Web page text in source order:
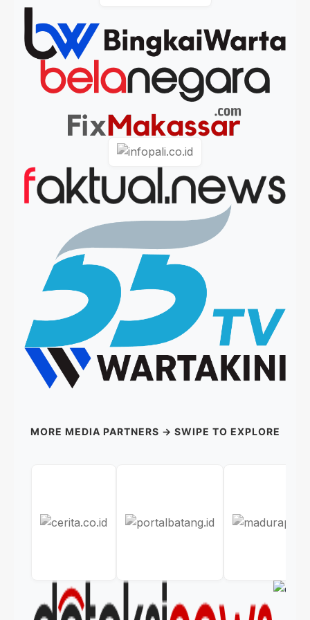
MORE MEDIA PARTNERS → SWIPE TO EXPLORE